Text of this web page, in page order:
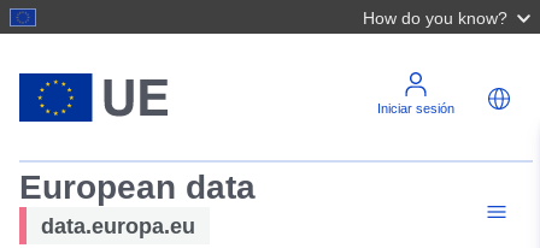
How do you know?
Iniciar sesión
European data
data.europa.eu